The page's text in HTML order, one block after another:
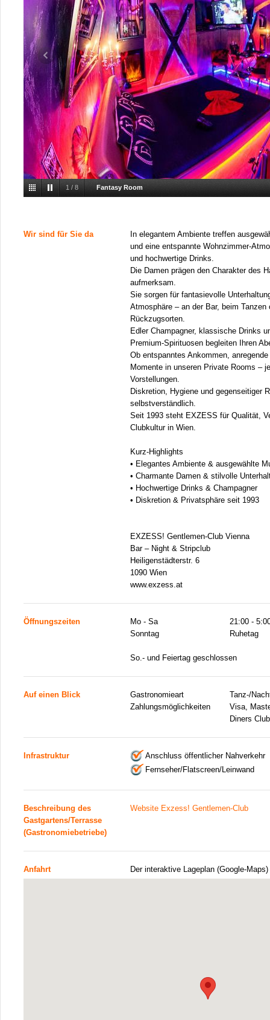
1 / 8 Fantasy Room
Wir sind für Sie da
In elegantem Ambiente treffen
und eine entspannte Wohnzimmer-
und hochwertige Drinks.
Die Damen prägen den Charakter des
aufmerksam.
Sie sorgen für fantasievolle
Atmosphäre – an der Bar, beim Tanzen
Rückzugsorten.
Edler Champagner, klassische Drinks
Premium-Spirituosen begleiten Ihren
Ob entspanntes Ankommen,
Momente in unseren Private Rooms –
Vorstellungen.
Diskretion, Hygiene und gegenseitiger
selbstverständlich.
Seit 1993 steht EXZESS für Qualität,
Clubkultur in Wien.
Kurz-Highlights
• Elegantes Ambiente & ausgewählte
• Charmante Damen & stilvolle
• Hochwertige Drinks & Champagner
• Diskretion & Privatsphäre seit 1993
EXZESS! Gentlemen-Club Vienna
Bar – Night & Stripclub
Heiligenstädterstr. 6
1090 Wien
www.exzess.at
Öffnungszeiten Mo - Sa
21:00 -
Sonntag
Ruhetag
So.- und Feiertag geschlossen
Auf einen Blick Gastronomieart
Tanz-/
Zahlungsmöglichkeiten
Visa,
Diners
Infrastruktur
Anschluss öffentlicher Nahverkehr
Fernseher/Flatscreen/Leinwand
Beschreibung des
Gastgartens/Terrasse
(Gastronomiebetriebe)
Website Exzess! Gentlemen-Club
Anfahrt Der interaktive Lageplan (Google-